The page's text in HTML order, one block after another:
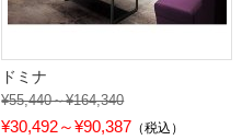
ドミナ
¥55,440～¥164,340
¥30,492～¥90,387 （税込）